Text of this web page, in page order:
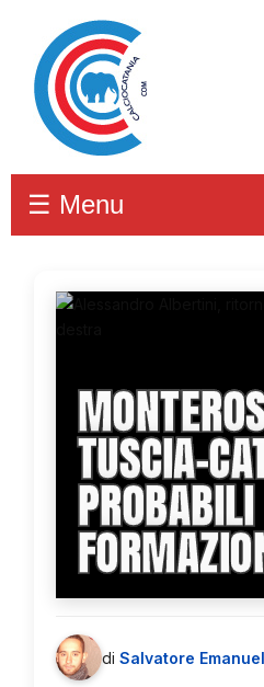
☰ Menu
TUSCIA-
PROBABILI
di Salvatore